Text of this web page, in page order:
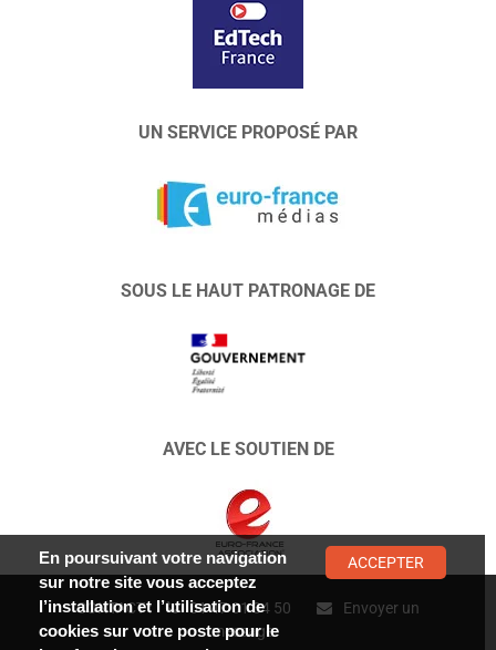
UN SERVICE PROPOSÉ PAR
SOUS LE HAUT PATRONAGE DE
AVEC LE SOUTIEN DE
CONTACT : 01 47 01 34 50
Envoyer un
message
En poursuivant votre navigation
sur notre site vous acceptez
l’installation et l’utilisation de
cookies sur votre poste pour le
ACCEPTER